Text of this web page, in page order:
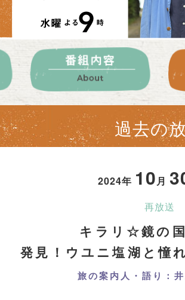
過去の
2024年 10月
再放送
キラリ☆鏡の
発見！ウユニ塩湖と憧
旅の案内人・語り：